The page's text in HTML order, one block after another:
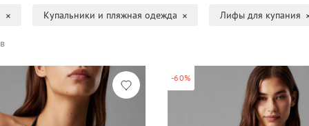
Купальники и пляжная одежда Лифы для купания
-60%